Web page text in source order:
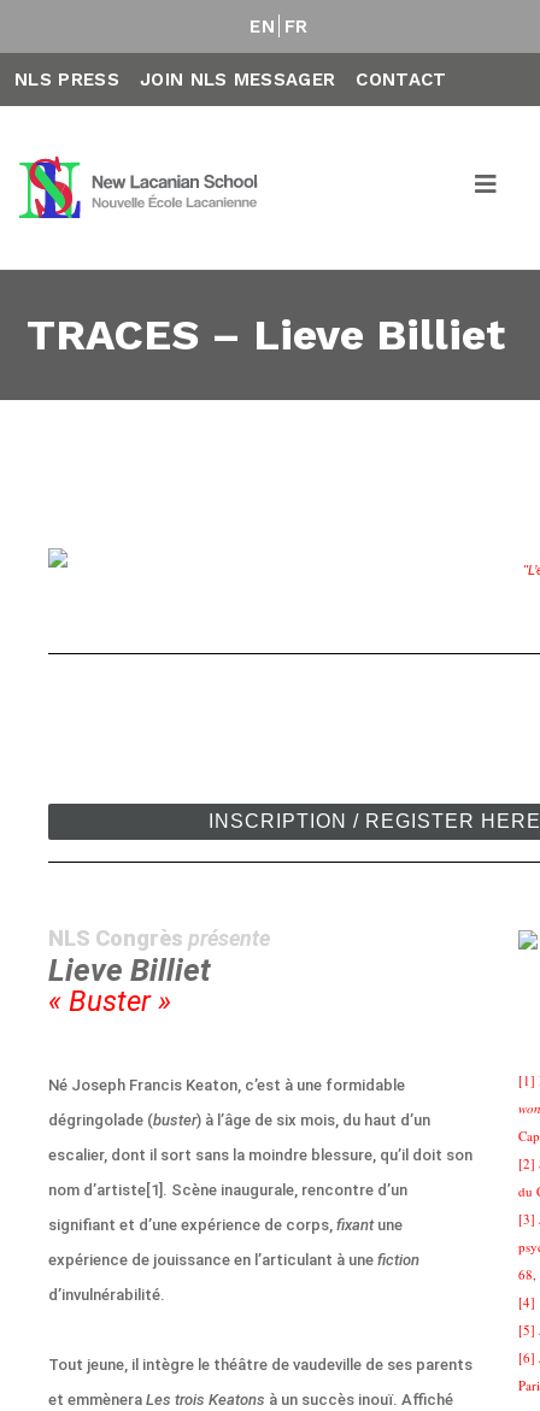
EN FR
NLS PRESS JOIN NLS MESSAGER CONTACT
TRACES – Lieve Billiet
INSCRIPTION / REGISTER
NLS Congrèsprésente
Lieve Billiet
« Buster »
Né Joseph Francis Keaton, c’est à une formidable
dégringolade (buster) à l’âge de six mois, du haut d’un
escalier, dont il sort sans la moindre blessure, qu’il doit son
nom d’artiste[1]. Scène inaugurale, rencontre d’un
signifiant et d’une expérience de corps,fixantune
expérience de jouissance en l’articulant à unefiction
d’invulnérabilité.
Tout jeune, il intègre le théâtre de vaudeville de ses parents
et emmèneraLes trois Keatons à un succès inouï. Affiché
[1]
[2]
du
[3]
68,
[4]
[5]
[6]